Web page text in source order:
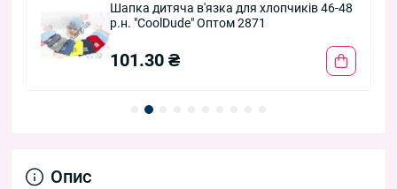
Шапка дитяча в'язка для хлопчиків 46-48
р.н. "CoolDude" Оптом 2871
101.30 ₴
Опис